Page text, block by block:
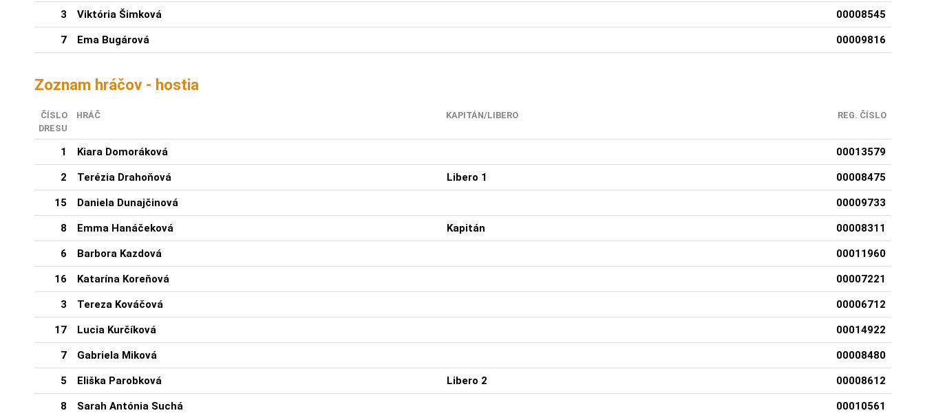
3 Viktória Šimková 00008545
7 Ema Bugárová 00009816
Zoznam hráčov - hostia
ČÍSLO
DRESU
HRÁČ KAPITÁN/LIBERO REG. ČÍSLO
1 Kiara Domoráková 00013579
2 Terézia Drahoňová Libero 1 00008475
15 Daniela Dunajčinová 00009733
8 Emma Hanáčeková Kapitán 00008311
6 Barbora Kazdová 00011960
16 Katarína Koreňová 00007221
3 Tereza Kováčová 00006712
17 Lucia Kurčíková 00014922
7 Gabriela Miková 00008480
5 Eliška Parobková Libero 2 00008612
8 Sarah Antónia Suchá 00010561